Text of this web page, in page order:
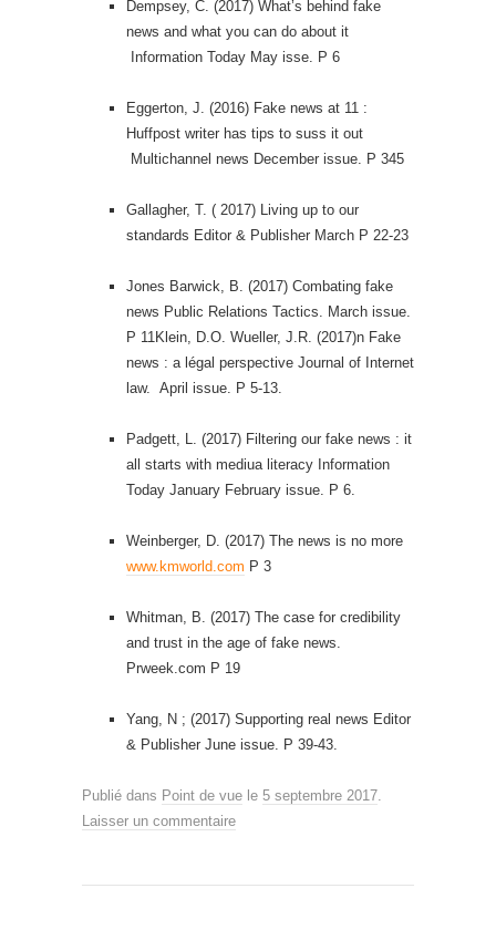
Dempsey, C. (2017) What’s behind fake
news and what you can do about it
Information Today May isse. P 6
Eggerton, J. (2016) Fake news at 11 :
Huffpost writer has tips to suss it out
Multichannel news December issue. P 345
Gallagher, T. ( 2017) Living up to our
standards Editor & Publisher March P 22-23
Jones Barwick, B. (2017) Combating fake
news Public Relations Tactics. March issue.
P 11Klein, D.O. Wueller, J.R. (2017)n Fake
news : a légal perspective Journal of Internet
law. April issue. P 5-13.
Padgett, L. (2017) Filtering our fake news : it
all starts with mediua literacy Information
Today January February issue. P 6.
Weinberger, D. (2017) The news is no more
www.kmworld.com P 3
Whitman, B. (2017) The case for credibility
and trust in the age of fake news.
Prweek.com P 19
Yang, N ; (2017) Supporting real news Editor
& Publisher June issue. P 39-43.
Publié dans Point de vue le 5 septembre 2017.
Laisser un commentaire